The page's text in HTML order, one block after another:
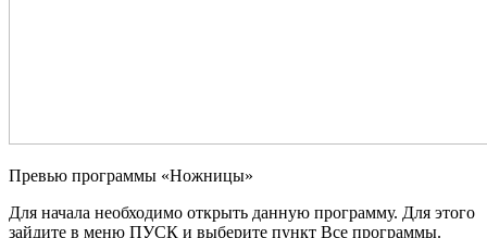
Превью программы «Ножницы»
Для начала необходимо открыть данную программу. Для этого
зайдите в меню ПУСК и выберите пункт Все программы.